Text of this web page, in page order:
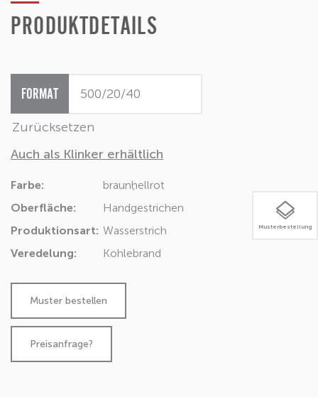
Musterbestellung
PRODUKTDETAILS
FORMAT
Zurücksetzen
Auch als Klinker erhältlich
Farbe: braunhellrot
Oberfläche:
Handgestrichen
Produktionsart: Wasserstrich
Veredelung:
Kohlebrand
Preisanfrage?